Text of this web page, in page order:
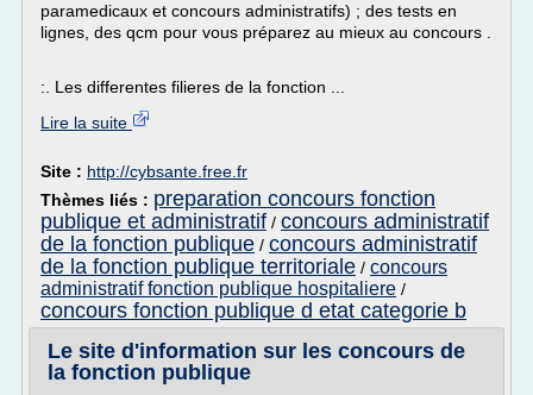
paramedicaux et concours administratifs) ; des tests en
lignes, des qcm pour vous préparez au mieux au concours .
:. Les differentes filieres de la fonction ...
Lire la suite
Site : http://cybsante.free.fr
Thèmes liés : preparation concours fonction
publique et administratif / concours administratif
de la fonction publique / concours administratif
de la fonction publique territoriale / concours
administratif fonction publique hospitaliere /
concours fonction publique d etat categorie b
Le site d'information sur les concours de
la fonction publique